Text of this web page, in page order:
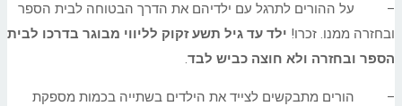
– על ההורים לתרגל עם ילדיהם את הדרך הבטוחה לבית הספר
ובחזרה ממנו. זכרו! ילד עד גיל תשע זקוק לליווי מבוגר בדרכו לבית
הספר ובחזרה ולא חוצה כביש לבד.
– הורים מתבקשים לצייד את הילדים בשתייה בכמות מספקת